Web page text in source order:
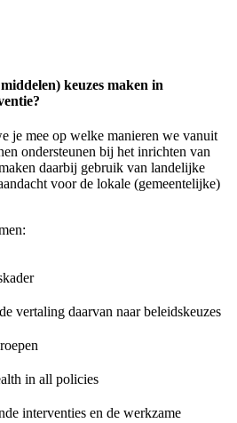
keuzes maken in
je mee op welke manieren we vanuit
ondersteunen bij het inrichten van
daarbij gebruik van landelijke
voor de lokale (gemeentelijke)
vertaling daarvan naar beleidskeuzes
in all policies
interventies en de werkzame